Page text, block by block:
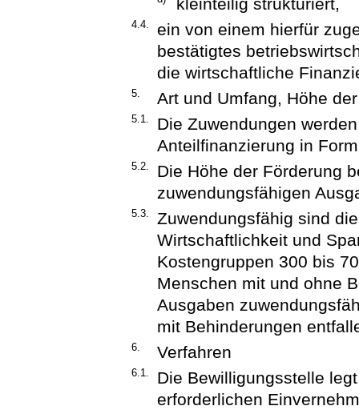
4.4.
ein von einem hierfür
bestätigtes
die wirtschaftliche
5. Art und Umfang, Höhe
5.1.
Die Zuwendungen
Anteilfinanzierung in
5.2.
Die Höhe der Förderung
zuwendungsfähigen
5.3.
Zuwendungsfähig sind
Wirtschaftlichkeit und
Kostengruppen 300 bis
Menschen mit und ohne
Ausgaben
mit Behinderungen
6. Verfahren
6.1.
Die Bewilligungsstelle
erforderlichen